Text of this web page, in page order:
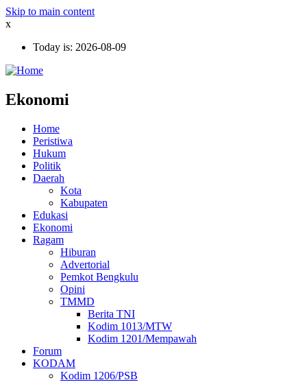
Skip to main content
x
Today is: 2026-08-09
Ekonomi
Home
Peristiwa
Hukum
Politik
Daerah
Kota
Kabupaten
Edukasi
Ekonomi
Ragam
Hiburan
Advertorial
Pemkot Bengkulu
Opini
TMMD
Berita TNI
Kodim 1013/MTW
Kodim 1201/Mempawah
Forum
KODAM
Kodim 1206/PSB